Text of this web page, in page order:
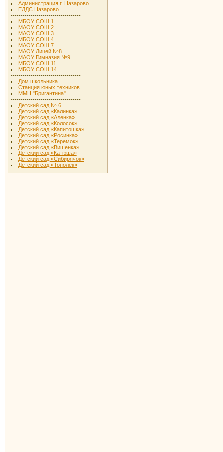
Администрация г. Назарово
ЕДДС Назарово
-----------------------------------
МБОУ СОШ 1
МАОУ СОШ 2
МАОУ СОШ 3
МБОУ СОШ 4
МАОУ СОШ 7
МАОУ Лицей №8
МАОУ Гимназия №9
МБОУ СОШ 11
МБОУ СОШ 14
-----------------------------------
Дом школьника
Станция юных техников
ММЦ "Бригантина"
-----------------------------------
Детский сад № 6
Детский сад «Калинка»
Детский сад «Аленка»
Детский сад «Колосок»
Детский сад «Капитошка»
Детский сад «Росинка»
Детский сад «Теремок»
Детский сад «Вишенка»
Детский сад «Катюша»
Детский сад «Сибирячок»
Детский сад «Тополёк»